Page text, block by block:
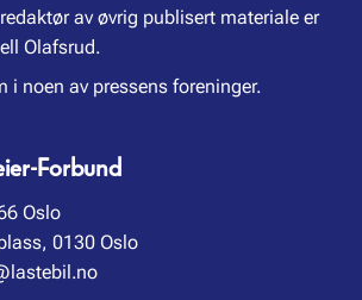
av øvrig publisert materiale er
Olafsrud.
i noen av pressens foreninger.
Forbund
Oslo
0130 Oslo